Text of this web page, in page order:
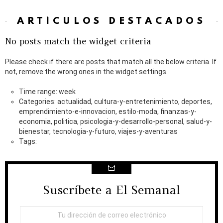
ARTÍCULOS DESTACADOS
No posts match the widget criteria
Please check if there are posts that match all the below criteria. If
not, remove the wrong ones in the widget settings.
Time range: week
Categories: actualidad, cultura-y-entretenimiento, deportes,
emprendimiento-e-innovacion, estilo-moda, finanzas-y-
economia, politica, psicologia-y-desarrollo-personal, salud-y-
bienestar, tecnologia-y-futuro, viajes-y-aventuras
Tags:
NEWSLETTER
Suscríbete a El Semanal